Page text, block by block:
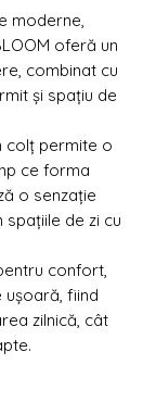
moderne,
oferă un
combinat cu
și spațiu de
colț permite o
ce forma
o senzație
spațiile de zi cu
confort,
ușoară, fiind
zilnică, cât